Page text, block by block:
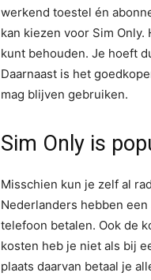
werkend toestel én
kan kiezen voor Sim
kunt behouden. Je hoeft
Daarnaast is het
mag blijven gebruiken.
Sim Only is
Misschien kun je zelf al
Nederlanders hebben
telefoon betalen. Ook de
kosten heb je niet als bij
plaats daarvan betaal je